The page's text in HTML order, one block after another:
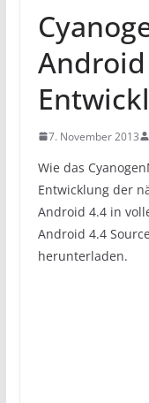
7. November 2013
Wie das
Entwicklung der
Android 4.4 in
Android 4.4
herunterladen.